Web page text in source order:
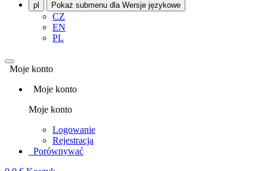
pl Pokaż submenu dla Wersje językowe
CZ
EN
PL
Moje konto
Moje konto
Moje konto
Logowanie
Rejestracja
Porównywać